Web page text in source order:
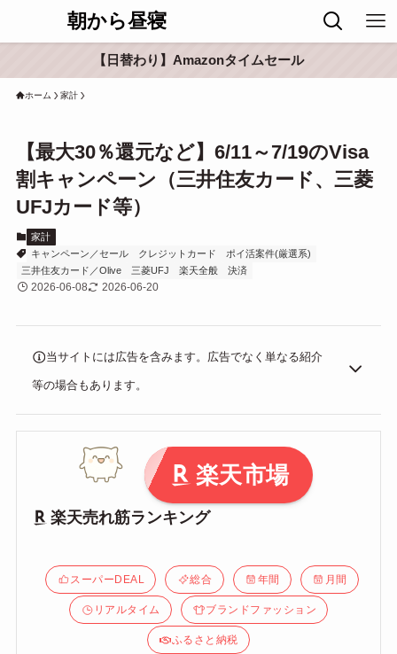
朝から昼寝
【日替わり】Amazonタイムセール
ホーム 家計
【最大30％還元など】6/11～7/19のVisa
割キャンペーン（三井住友カード、三菱
UFJカード等）
家計
キャンペーン／セール
クレジットカード
ポイ活案件(厳選系)
三井住友カード／Olive
三菱UFJ 楽天全般 決済
2026-06-08 2026-06-20
当サイトには広告を含みます。広告でなく単なる紹介
等の場合もあります。
楽天市場
楽天売れ筋ランキング
スーパーDEAL 総合 年間 月間
リアルタイム ブランドファッション
ふるさと納税